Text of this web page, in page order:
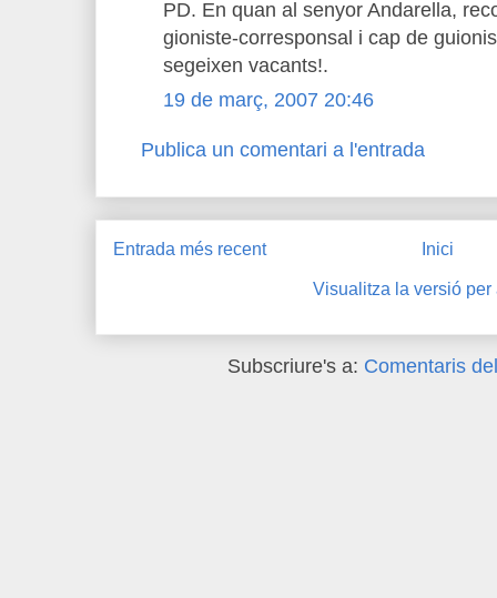
PD. En quan al senyor Andarella,
gioniste-corresponsal i cap de
segeixen vacants!.
19 de març, 2007 20:46
Publica un comentari a l'entrada
Entrada més recent Inici
Visualitza la versió per
Subscriure's a: Comentaris